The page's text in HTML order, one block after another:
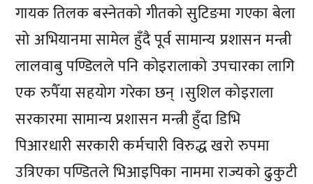
गायक तिलक बस्नेतको गीतको सुटिङमा गएका बेला
सो अभियानमा सामेल हुँदै पूर्व सामान्य प्रशासन मन्त्री
लालवाबु पण्डिलले पनि कोइरालाको उपचारका लागि
एक रुपैँया सहयोग गरेका छन् ।सुशिल कोइराला
सरकारमा सामान्य प्रशासन मन्त्री हुँदा डिभि
पिआरधारी सरकारी कर्मचारी विरुद्ध खरो रुपमा
उत्रिएका पण्डितले भिआइपिका नाममा राज्यको ढुकुटी